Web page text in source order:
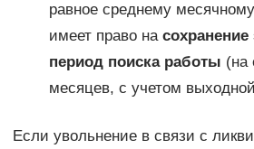
равное среднему
имеет право на сохранение
период поиска работы (на
месяцев, с учетом
Если увольнение в связи с